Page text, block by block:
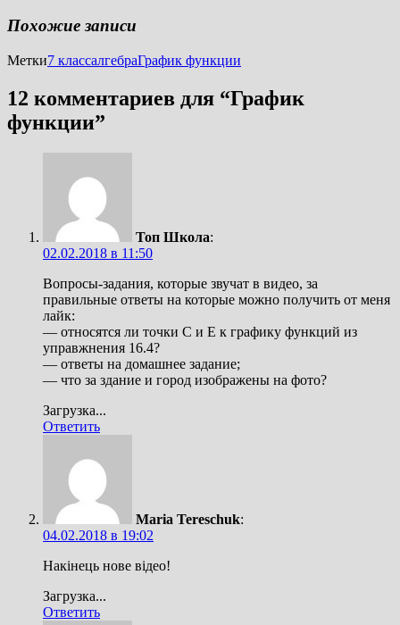
Похожие записи
Метки7 классалгебраГрафик функции
12 комментариев для “График
функции”
Топ Школа:
02.02.2018 в 11:50
Вопросы-задания, которые звучат в видео, за
правильные ответы на которые можно получить от меня
лайк:
— относятся ли точки С и Е к графику функций из
управжнения 16.4?
— ответы на домашнее задание;
— что за здание и город изображены на фото?
Загрузка...
Ответить
Maria Tereschuk:
04.02.2018 в 19:02
Накінець нове відео!
Загрузка...
Ответить